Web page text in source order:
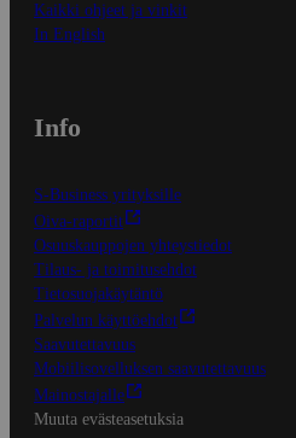
Kaikki ohjeet ja vinkit
In English
Info
S-Business yrityksille
Oiva-raportit
Osuuskauppojen yhteystiedot
Tilaus- ja toimitusehdot
Tietosuojakäytäntö
Palvelun käyttöehdot
Saavutettavuus
Mobiilisovelluksen saavutettavuus
Mainostajalle
Muuta evästeasetuksia